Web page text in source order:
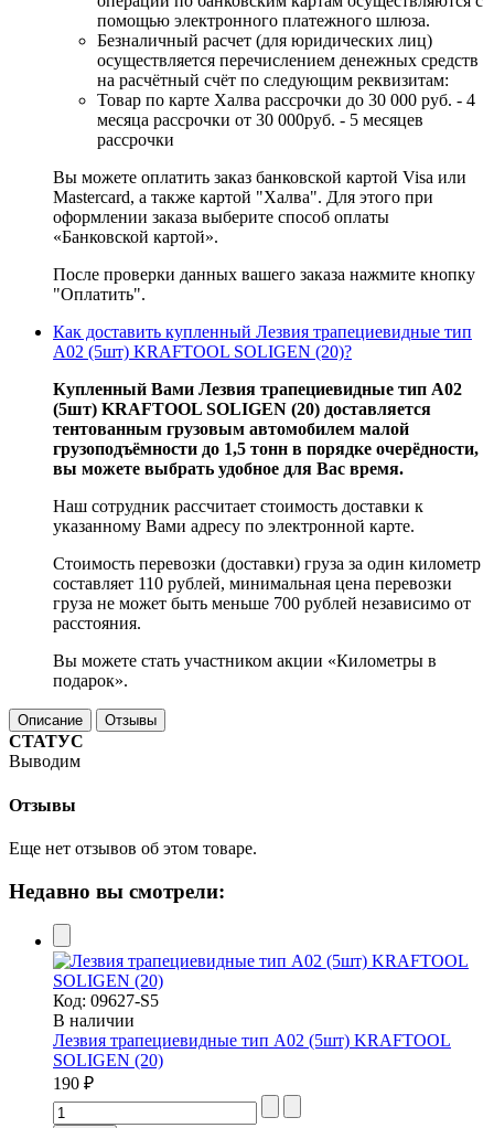
помощью электронного платежного шлюза.
Безналичный расчет (для юридических лиц)
осуществляется перечислением денежных средств
на расчётный счёт по следующим реквизитам:
Товар по карте Халва рассрочки до 30 000 руб. - 4
месяца рассрочки от 30 000руб. - 5 месяцев
рассрочки
Вы можете оплатить заказ банковской картой Visa или
Mastercard, а также картой "Халва". Для этого при
оформлении заказа выберите способ оплаты
«Банковской картой».
После проверки данных вашего заказа нажмите кнопку
"Оплатить".
Как доставить купленный Лезвия трапециевидные тип
А02 (5шт) KRAFTOOL SOLIGEN (20)?
Купленный Вами Лезвия трапециевидные тип А02
(5шт) KRAFTOOL SOLIGEN (20) доставляется
тентованным грузовым автомобилем малой
грузоподъёмности до 1,5 тонн в порядке очерёдности,
вы можете выбрать удобное для Вас время.
Наш сотрудник рассчитает стоимость доставки к
указанному Вами адресу по электронной карте.
Стоимость перевозки (доставки) груза за один километр
составляет 110 рублей, минимальная цена перевозки
груза не может быть меньше 700 рублей независимо от
расстояния.
Вы можете стать участником акции «Километры в
подарок».
Описание Отзывы
СТАТУС
Выводим
Отзывы
Еще нет отзывов об этом товаре.
Недавно вы смотрели:
Код: 09627-S5
В наличии
Лезвия трапециевидные тип А02 (5шт) KRAFTOOL
SOLIGEN (20)
190 ₽